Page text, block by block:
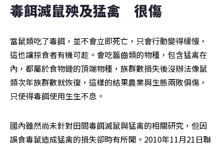
毒餌滅鼠殃及猛禽　很傷
當鼠類吃了毒餌，並不會立即死亡，只會行動變得緩慢，
這也讓掠食者有機可趁。會吃齧齒類的物種，包含猛禽在
內，都屬於食物鏈的頂端物種，族群數損失後沒辦法像鼠
類次年族群數就恢復，這樣的結果農業與生態兩敗俱傷，
只使得毒餌使用生生不息。
國內雖然尚未針對田間毒餌滅鼠與猛禽的相關研究，但因
誤食毒鼠造成猛禽的損失卻時有所聞。2010年11月21日聯